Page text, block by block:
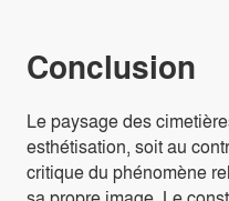
Conclusion
Le paysage des
esthétisation, soit au
critique du phénomène